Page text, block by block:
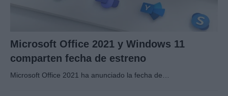
Microsoft Office 2021 y Windows 11
comparten fecha de estreno
Microsoft Office 2021 ha anunciado la fecha de…